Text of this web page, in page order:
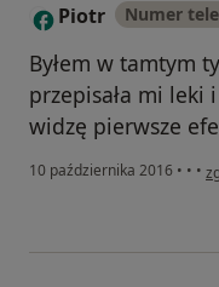
P Piotr Numer
Byłem w tamtym
przepisała mi
widzę pierwsze
10 października 2016 • • •